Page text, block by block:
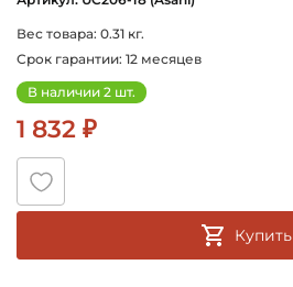
Вес товара: 0.31 кг.
Срок гарантии: 12 месяцев
В наличии 2 шт.
1 832 ₽
Купить